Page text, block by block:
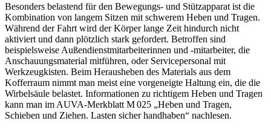
Besonders belastend für den Bewegungs- und Stützapparat ist die
Kombination von langem Sitzen mit schwerem Heben und Tragen.
Während der Fahrt wird der Körper lange Zeit hindurch nicht
aktiviert und dann plötzlich stark gefordert. Betroffen sind
beispielsweise Außendienstmitarbeiterinnen und -mitarbeiter, die
Anschauungsmaterial mitführen, oder Servicepersonal mit
Werkzeugkisten. Beim Herausheben des Materials aus dem
Kofferraum nimmt man meist eine vorgeneigte Haltung ein, die die
Wirbelsäule belastet. Informationen zu richtigem Heben und Tragen
kann man im AUVA-Merkblatt M 025 „Heben und Tragen,
Schieben und Ziehen. Lasten sicher handhaben“ nachlesen.